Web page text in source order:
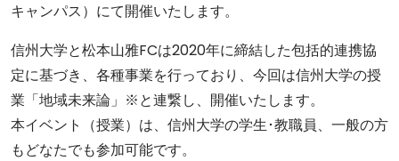
キャンパス）にて開催いたします。
信州大学と松本山雅FCは2020年に締結した包括的連携協
定に基づき、各種事業を行っており、今回は信州大学の授
業「地域未来論」※と連繋し、開催いたします。
本イベント（授業）は、信州大学の学生･教職員、一般の方
もどなたでも参加可能です。